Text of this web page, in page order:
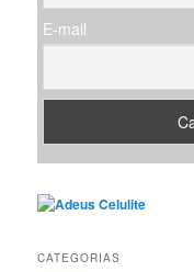
E-mail
CATEGORIAS